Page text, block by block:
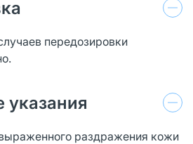
передозировки
указания
раздражения кожи